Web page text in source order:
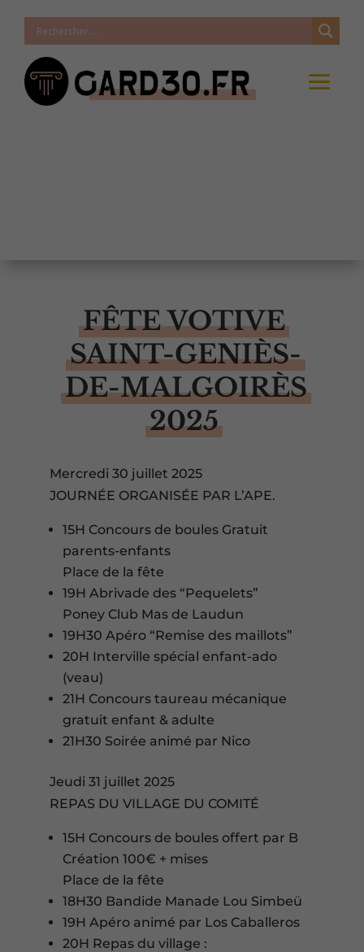
FÊTE VOTIVE
SAINT-GENIÈS-
DE-MALGOIRÈS
2025
Mercredi 30 juillet 2025
JOURNÉE ORGANISÉE PAR L’APE.
15H Concours de boules Gratuit
parents-enfants
Place de la fête
19H Abrivade des “Pequelets”
Poney Club Mas de Laudun
19H30 Apéro “Remise des maillots”
20H Interville spécial enfant-ado
(veau)
21H Concours taureau mécanique
gratuit enfant & adulte
21H30 Soirée animé par Nico
Jeudi 31 juillet 2025
REPAS DU VILLAGE DU COMITÉ
15H Concours de boules offert par B
Création 100€ + mises
Place de la fête
18H30 Bandide Manade Lou Simbeü
19H Apéro animé par Los Caballeros
20H Repas du village :